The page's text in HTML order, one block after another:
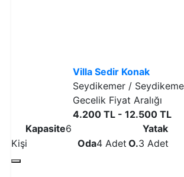
Villa Sedir Konak
Seydikemer /
Gecelik Fiyat Aralığı
4.200 TL - 12.500 TL
Kapasite6
Kişi
Oda4 Adet
Yatak
O.3 Adet